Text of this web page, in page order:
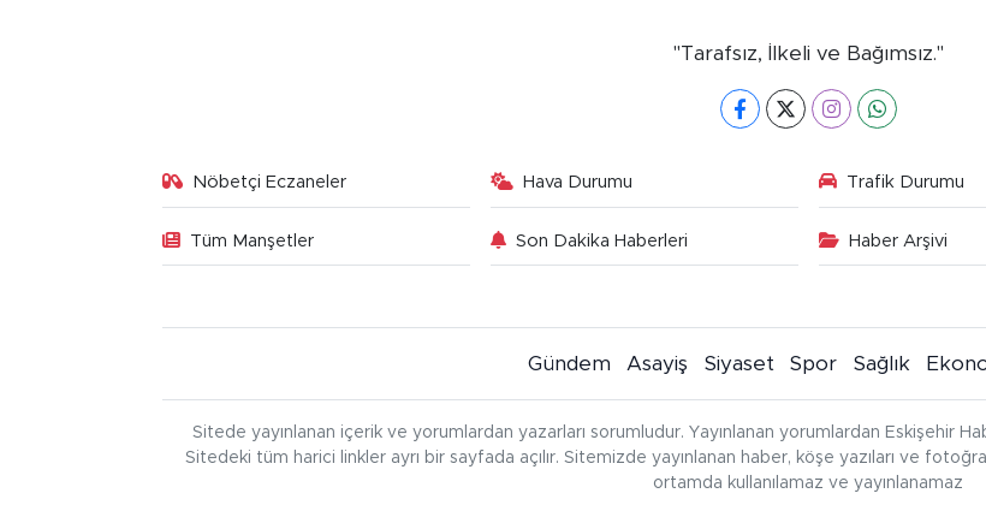
"Tarafsız, İlkeli ve Bağımsız."
Nöbetçi Eczaneler Hava Durumu Trafik Durumu
Tüm Manşetler Son Dakika Haberleri Haber Arşivi
Gündem Asayiş Siyaset Spor Sağlık
Sitede yayınlanan içerik ve yorumlardan yazarları sorumludur. Yayınlanan yorumlardan Eskişehir
Sitedeki tüm harici linkler ayrı bir sayfada açılır. Sitemizde yayınlanan haber, köşe yazıları ve
ortamda kullanılamaz ve yayınlanamaz